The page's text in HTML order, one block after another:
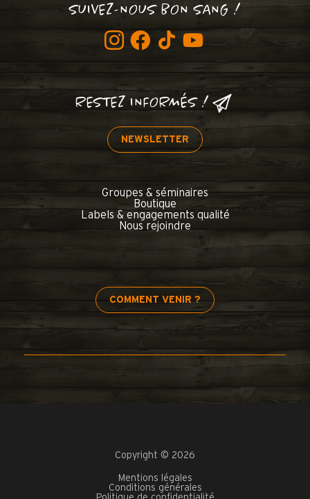
SUIVEZ-NOUS BON SANG !
RESTEZ INFORMÉS !
NEWSLETTER
Groupes & séminaires
Boutique
Labels & engagements qualité
Nous rejoindre
COMMENT VENIR ?
Copyright © 2026
Mentions légales
Conditions générales